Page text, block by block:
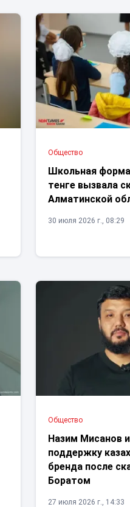
Общество
Школьная
тенге вызвала
Алматинской
30 июля 2026 г., 08:29
Общество
Назим Мисанов
поддержку
бренда после
Боратом
27 июля 2026 г., 14:33